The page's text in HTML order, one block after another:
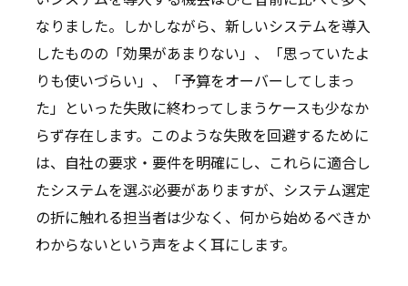
なりました。しかしながら、新しいシステムを導入
したものの「効果があまりない」、「思っていたよ
りも使いづらい」、「予算をオーバーしてしまっ
た」といった失敗に終わってしまうケースも少なか
らず存在します。このような失敗を回避するために
は、自社の要求・要件を明確にし、これらに適合し
たシステムを選ぶ必要がありますが、システム選定
の折に触れる担当者は少なく、何から始めるべきか
わからないという声をよく耳にします。